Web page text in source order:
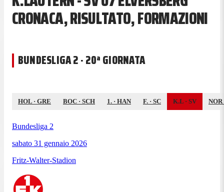
CRONACA, RISULTATO, FORMAZIONI
BUNDESLIGA 2 · 20ª GIORNATA
HOL · GRE BOC · SCH 1. · HAN F. · SC K.L · SV NOR
Bundesliga 2
sabato 31 gennaio 2026
Fritz-Walter-Stadion